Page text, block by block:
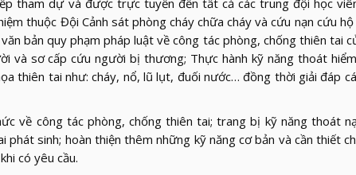
tham dự và được trực tuyến đến tất cả các trung đội học
thuộc Đội Cảnh sát phòng cháy chữa cháy và cứu nạn cứu hộ
bản quy phạm pháp luật về công tác phòng, chống thiên tai
và sơ cấp cứu người bị thương; Thực hành kỹ năng thoát
thiên tai như: cháy, nổ, lũ lụt, đuối nước… đồng thời giải đáp
về công tác phòng, chống thiên tai; trang bị kỹ năng thoát
sinh; hoàn thiện thêm những kỹ năng cơ bản và cần thiết
có yêu cầu.